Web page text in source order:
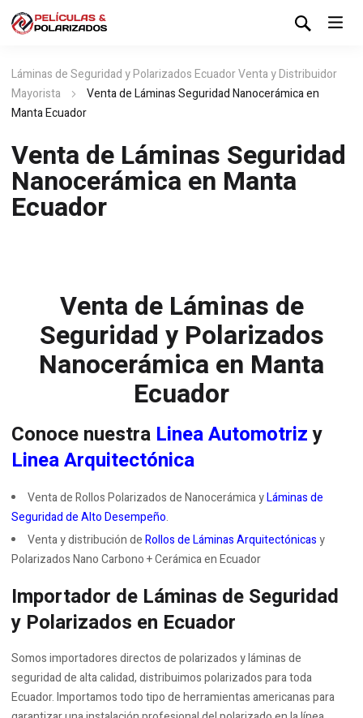
Láminas de Seguridad y Polarizados Ecuador Venta y Distribuidor
Mayorista
Venta de Láminas Seguridad Nanocerámica en
Manta Ecuador
Venta de Láminas Seguridad
Nanocerámica en Manta
Ecuador
Venta de Láminas de
Seguridad y Polarizados
Nanocerámica en Manta
Ecuador
Conoce nuestra Linea Automotrizy
Linea Arquitectónica
Venta de Rollos Polarizados de Nanocerámica yLáminas de
Seguridad de Alto Desempeño.
Venta y distribución deRollos de Láminas Arquitectónicasy
Polarizados Nano Carbono + Cerámica en Ecuador
Importador de Láminas de Seguridad
y Polarizados en Ecuador
Somos importadores directos de polarizados y láminas de
seguridad de alta calidad, distribuimos polarizados para toda
Ecuador. Importamos todo tipo de herramientas americanas para